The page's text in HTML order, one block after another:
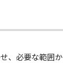
、必要な範囲